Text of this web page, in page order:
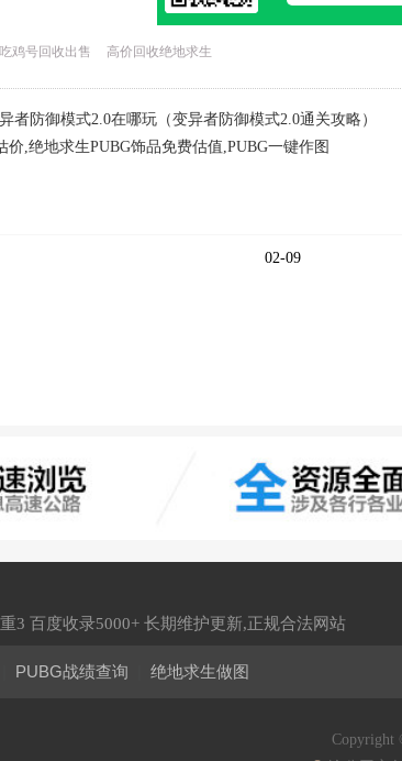
吃鸡号回收出售 高价回收绝地求生
者防御模式2.0在哪玩（变异者防御模式2.0通关攻略）
价,绝地求生PUBG饰品免费估值,PUBG一键作图
02-09
3 百度收录5000+ 长期维护更新,正规合法网站
PUBG战绩查询 绝地求生做图
Copyright